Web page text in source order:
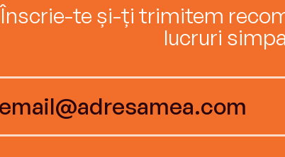
Înscrie-te și-ți trimitem
lucruri